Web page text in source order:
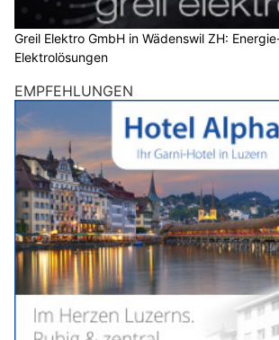
Greil Elektro GmbH in Wädenswil ZH:
Elektrolösungen
EMPFEHLUNGEN